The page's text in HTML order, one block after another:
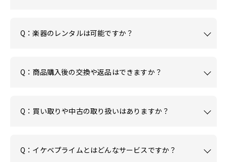
Q：楽器のレンタルは可能ですか？
Q：商品購入後の交換や返品はできますか？
Q：買い取りや中古の取り扱いはありますか？
Q：イケベプライムとはどんなサービスですか？